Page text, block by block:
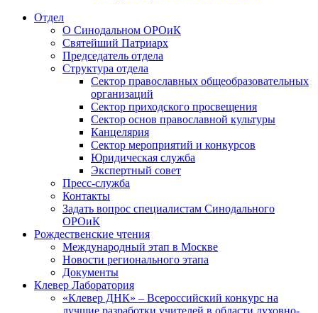
Отдел
О Синодальном ОРОиК
Святейший Патриарх
Председатель отдела
Структура отдела
Сектор православных общеобразовательных
организаций
Сектор приходского просвещения
Сектор основ православной культуры
Канцелярия
Сектор мероприятий и конкурсов
Юридическая служба
Экспертный совет
Пресс-служба
Контакты
Задать вопрос специалистам Синодального
ОРОиК
Рождественские чтения
Международный этап в Москве
Новости регионального этапа
Документы
Клевер Лаборатория
«Клевер ДНК» – Всероссийский конкурс на
лучшие разработки учителей в области духовно-